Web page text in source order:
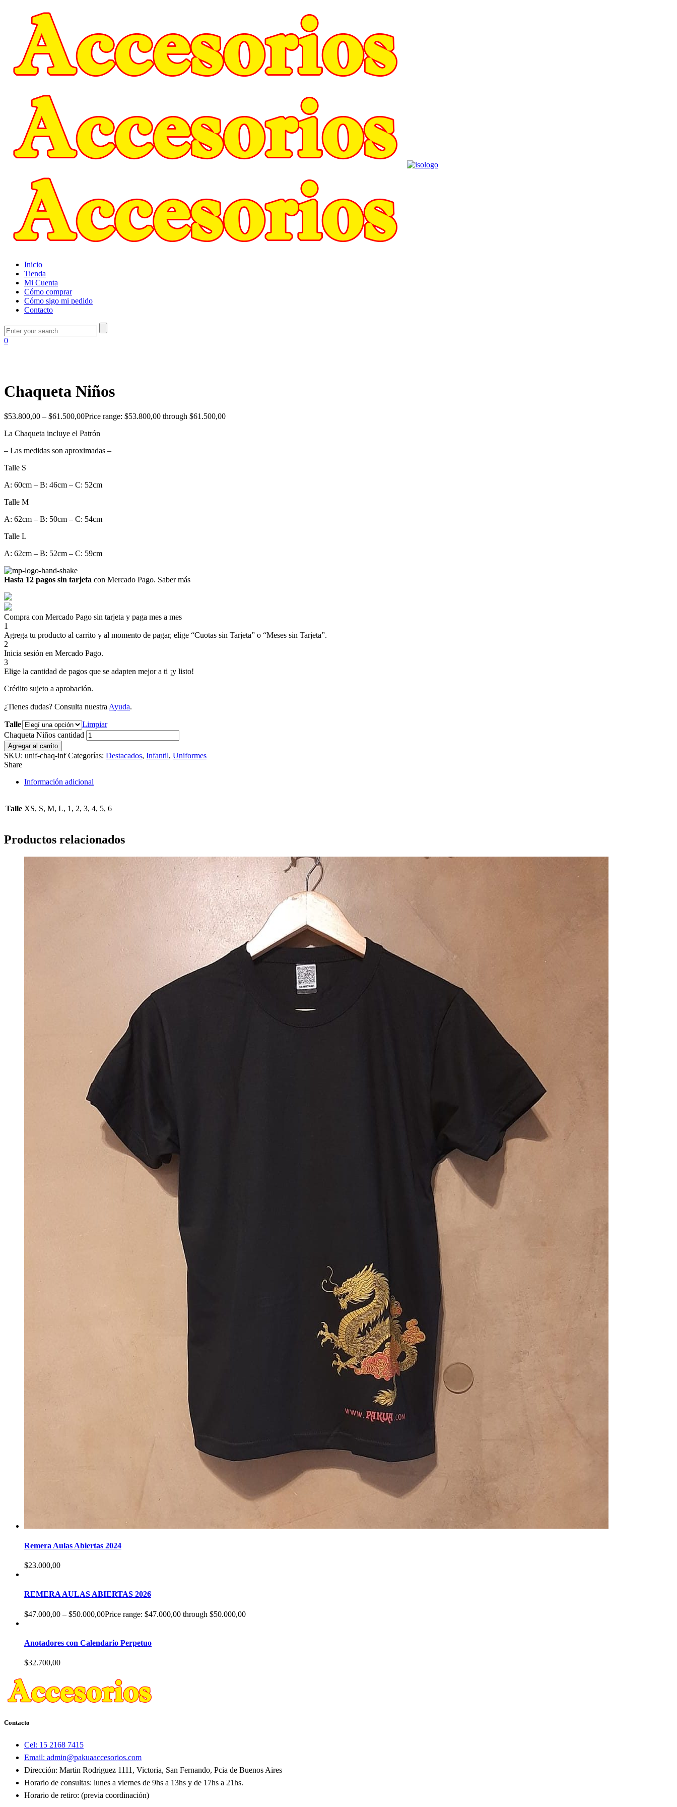
Inicio
Tienda
Mi Cuenta
Cómo comprar
Cómo sigo mi pedido
Contacto
0
Chaqueta Niños
$53.800,00 – $61.500,00Price range: $53.800,00 through $61.500,00
La Chaqueta incluye el Patrón
– Las medidas son aproximadas –
Talle S
A: 60cm – B: 46cm – C: 52cm
Talle M
A: 62cm – B: 50cm – C: 54cm
Talle L
A: 62cm – B: 52cm – C: 59cm
Hasta 12 pagos sin tarjeta con Mercado Pago. Saber más
Compra con Mercado Pago sin tarjeta y paga mes a mes
1
Agrega tu producto al carrito y al momento de pagar, elige “Cuotas sin Tarjeta” o “Meses sin Tarjeta”.
2
Inicia sesión en Mercado Pago.
3
Elige la cantidad de pagos que se adapten mejor a ti ¡y listo!
Crédito sujeto a aprobación.
¿Tienes dudas? Consulta nuestra Ayuda.
Talle
Limpiar
Chaqueta Niños cantidad
Agregar al carrito
SKU: unif-chaq-inf Categorías: Destacados, Infantil, Uniformes
Share
Información adicional
Talle XS, S, M, L, 1, 2, 3, 4, 5, 6
Productos relacionados
Remera Aulas Abiertas 2024
$23.000,00
REMERA AULAS ABIERTAS 2026
$47.000,00 – $50.000,00Price range: $47.000,00 through $50.000,00
Anotadores con Calendario Perpetuo
$32.700,00
Contacto
Cel: 15 2168 7415
Email: admin@pakuaaccesorios.com
Dirección: Martin Rodriguez 1111, Victoria, San Fernando, Pcia de Buenos Aires
Horario de consultas: lunes a viernes de 9hs a 13hs y de 17hs a 21hs.
Horario de retiro: (previa coordinación)